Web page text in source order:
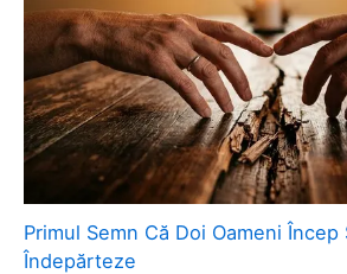
Primul Semn Că Doi Oameni Încep
Îndepărteze